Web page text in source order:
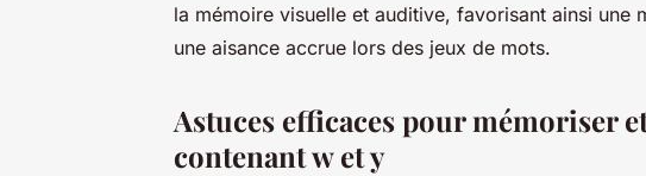
la mémoire visuelle et auditive, favorisant ainsi une
une aisance accrue lors des jeux de mots.
Astuces efficaces pour mémoriser
contenant w et y